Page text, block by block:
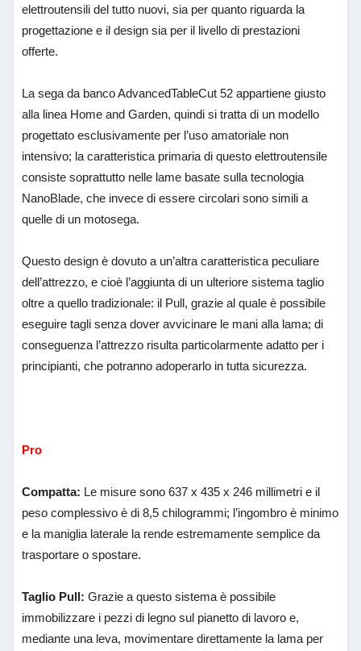
elettroutensili del tutto nuovi, sia per quanto riguarda la
progettazione e il design sia per il livello di prestazioni
offerte.
La sega da banco AdvancedTableCut 52 appartiene giusto
alla linea Home and Garden, quindi si tratta di un modello
progettato esclusivamente per l’uso amatoriale non
intensivo; la caratteristica primaria di questo elettroutensile
consiste soprattutto nelle lame basate sulla tecnologia
NanoBlade, che invece di essere circolari sono simili a
quelle di un motosega.
Questo design è dovuto a un’altra caratteristica peculiare
dell’attrezzo, e cioè l’aggiunta di un ulteriore sistema taglio
oltre a quello tradizionale: il Pull, grazie al quale è possibile
eseguire tagli senza dover avvicinare le mani alla lama; di
conseguenza l’attrezzo risulta particolarmente adatto per i
principianti, che potranno adoperarlo in tutta sicurezza.
Pro
Compatta: Le misure sono 637 x 435 x 246 millimetri e il
peso complessivo è di 8,5 chilogrammi; l’ingombro è minimo
e la maniglia laterale la rende estremamente semplice da
trasportare o spostare.
Taglio Pull: Grazie a questo sistema è possibile
immobilizzare i pezzi di legno sul pianetto di lavoro e,
mediante una leva, movimentare direttamente la lama per